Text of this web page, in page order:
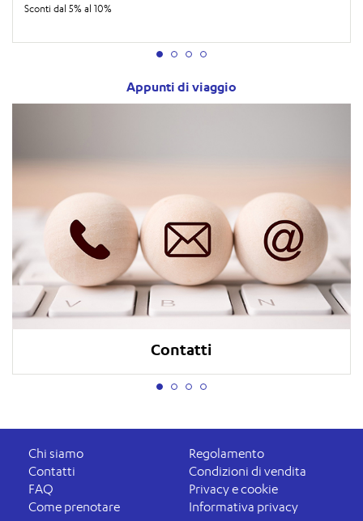
Sconti dal 5% al 10%
Appunti di viaggio
Contatti
Chi siamo
Contatti
FAQ
Come prenotare
Regolamento
Condizioni di vendita
Privacy e cookie
Informativa privacy